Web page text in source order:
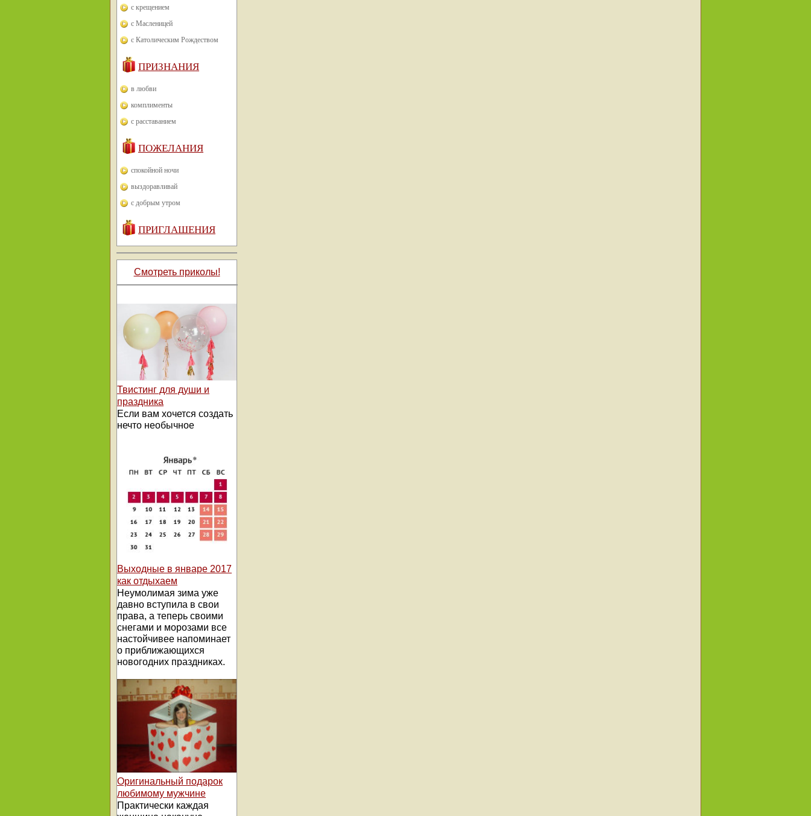
с крещением
с Масленицей
с Католическим Рождеством
ПРИЗНАНИЯ
в любви
комплименты
с расставанием
ПОЖЕЛАНИЯ
спокойной ночи
выздоравливай
с добрым утром
ПРИГЛАШЕНИЯ
Смотреть приколы!
Твистинг для души и
праздника
Если вам хочется создать
нечто необычное
Выходные в январе 2017
как отдыхаем
Неумолимая зима уже
давно вступила в свои
права, а теперь своими
снегами и морозами все
настойчивее напоминает
о приближающихся
новогодних праздниках.
Оригинальный подарок
любимому мужчине
Практически каждая